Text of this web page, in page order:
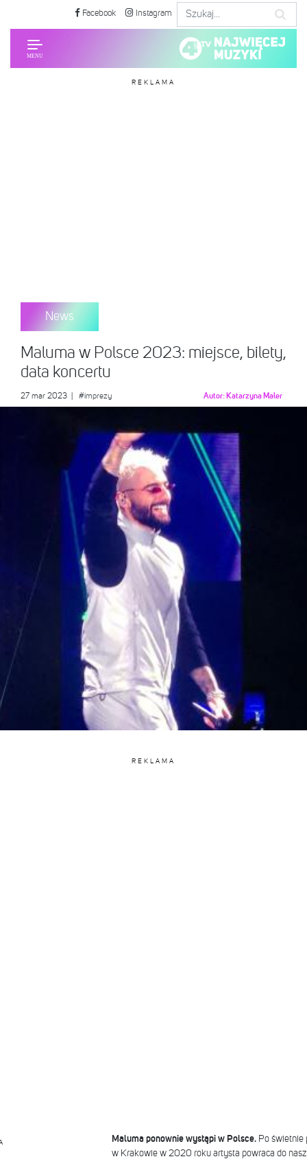
Facebook Instagram
REKLAMA
News
Maluma w Polsce 2023: miejsce, bilety,
data koncertu
27 mar 2023 #imprezy Autor: Katarzyna Maler
REKLAMA
Maluma ponownie wystąpi w Polsce. Po świetnie
w Krakowie w 2020 roku artysta powraca do